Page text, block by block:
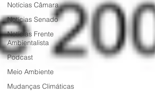
Notícias Câmara
Notícias Senado
Notícias Frente
Ambientalista
Podcast
Meio Ambiente
Mudanças Climáticas